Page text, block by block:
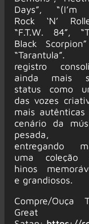
Days”, “(I’m
Rock ‘N’
“F.T.W. 84”,
Black
“Tarantula”.
registro
ainda mais
status como
das vozes
mais autênticas
cenário da
pesada,
entregando
uma coleção
hinos
e grandiosos.
Compre/Ouça
Great